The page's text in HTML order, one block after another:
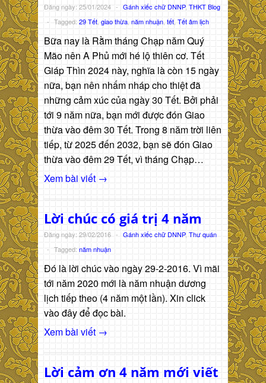
Đăng ngày: 25/01/2024 - Gánh xiếc chữ DNNP, THKT Blog
- Tagged: 29 Tết giao thừa năm nhuận tết Tết âm lịch
Bữa nay là Rằm tháng Chạp năm Quý
Mão nên A Phủ mới hé lộ thiên cơ. Tết
Giáp Thìn 2024 này, nghĩa là còn 15 ngày
nữa, bạn nên nhấm nháp cho thiệt đã
những cảm xúc của ngày 30 Tết. Bởi phải
tới 9 năm nữa, bạn mới được đón Giao
thừa vào đêm 30 Tết. Trong 8 năm trời liên
tiếp, từ 2025 đến 2032, bạn sẽ đón Giao
thừa vào đêm 29 Tết, vì tháng Chạp…
Xem bài viết →
Lời chúc có giá trị 4 năm
Đăng ngày: 29/02/2016 - Gánh xiếc chữ DNNP, Thư quán
- Tagged: năm nhuận
Đó là lời chúc vào ngày 29-2-2016. Vì mãi
tới năm 2020 mới là năm nhuận dương
lịch tiếp theo (4 năm một lần). Xin click
vào đây để đọc bài.
Xem bài viết →
Lời cảm ơn 4 năm mới viết